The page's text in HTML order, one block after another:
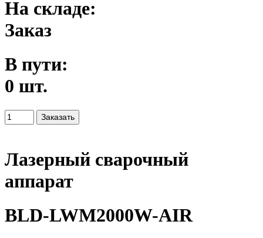
На складе:
Заказ
В пути:
0 шт.
Лазерный сварочный
аппарат
BLD-LWM2000W-AIR